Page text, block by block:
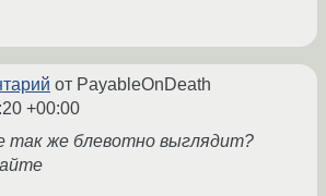
от PayableOnDeath
+00:00
так же блевотно выглядит?